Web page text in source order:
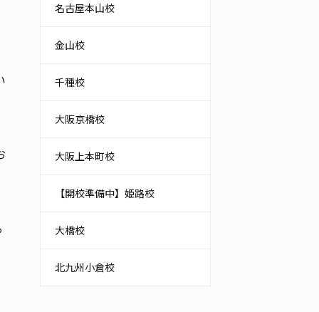
名古屋本山校
金山校
千種校
大阪京橋校
大阪上本町校
【開校準備中】姫路校
大橋校
北九州小倉校